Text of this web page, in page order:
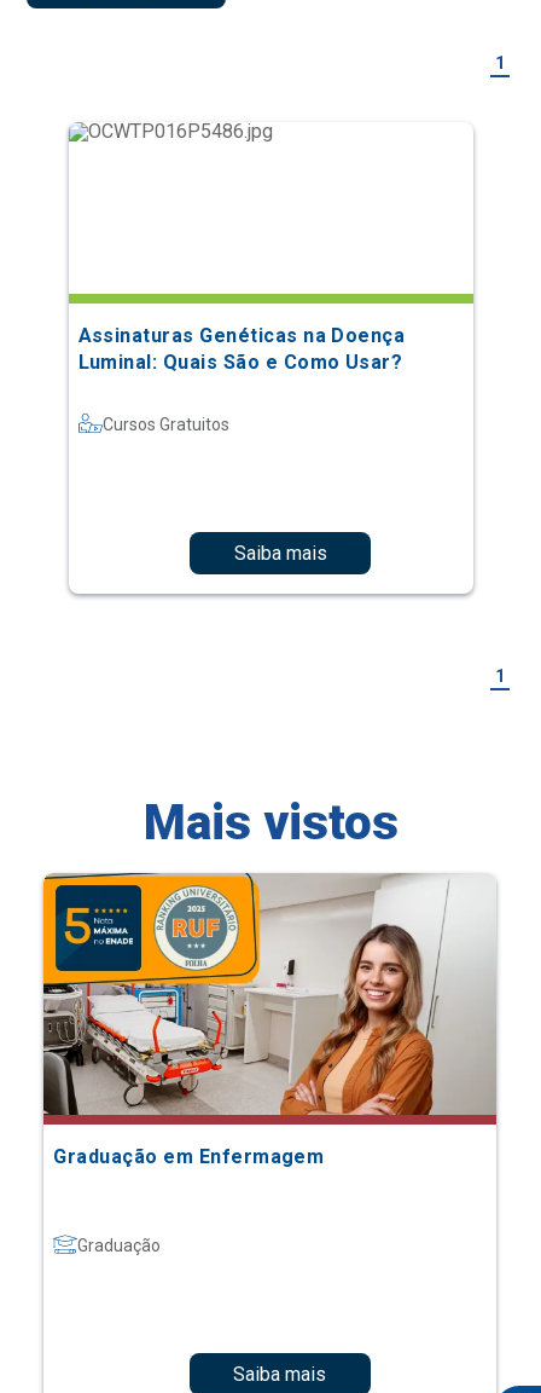
1
Assinaturas Genéticas na Doença
Luminal: Quais São e Como Usar?
Cursos Gratuitos
Saiba mais
1
Mais vistos
Graduação em Enfermagem
Graduação
Saiba mais